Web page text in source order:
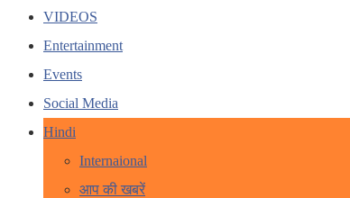
VIDEOS
Entertainment
Events
Social Media
Hindi
Internaional
आप की खबरें